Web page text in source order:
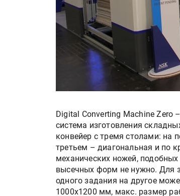
Digital Converting Machine Zero
система изготовления
конвейер с тремя столами: на
третьем – диагональная и по
механических ножей,
высечных форм не нужно. Для
одного задания на другое
1000x1200 мм, макс. размер